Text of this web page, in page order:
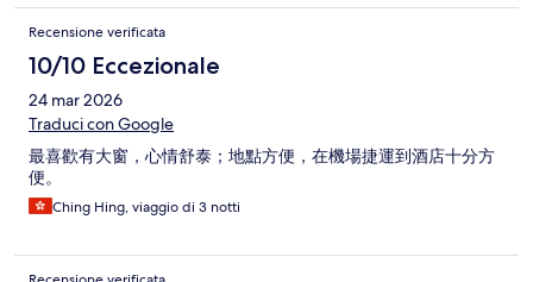
Recensione verificata
10/10 Eccezionale
24 mar 2026
Traduci con Google
最喜歡有大窗，心情舒泰；地點方便，在機場捷運到酒店十分方
便。
Ching Hing, viaggio di 3 notti